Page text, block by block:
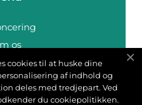
os
os
cookies til at huske dine
af indhold og
deles med tredjepart. Ved
du cookiepolitikken.